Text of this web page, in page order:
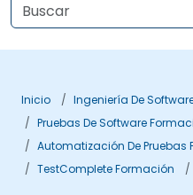
Inicio
Ingeniería De
Pruebas De Software
Automatización De Pruebas
TestComplete Formación